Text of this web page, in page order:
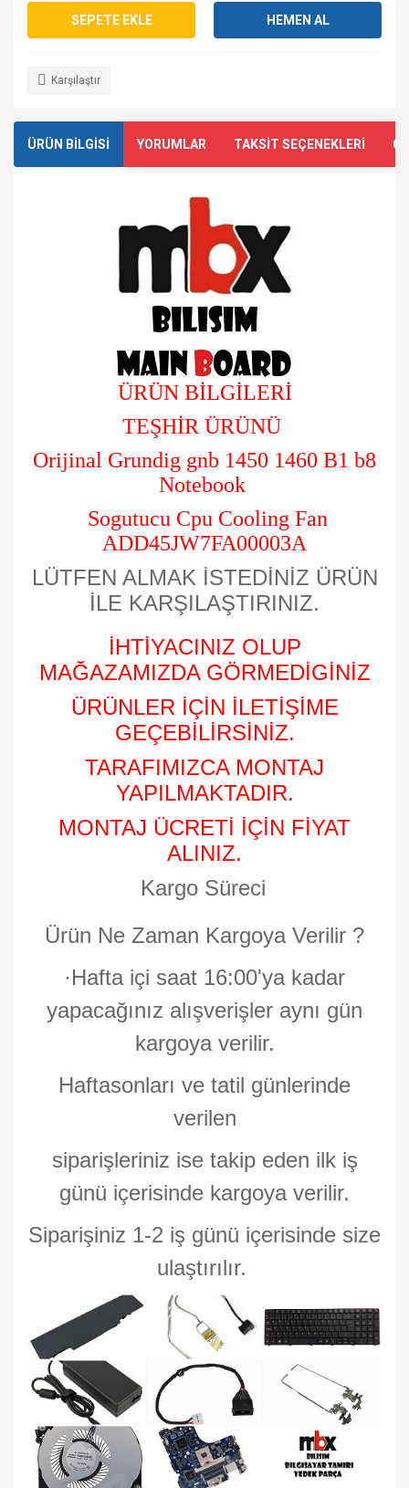
SEPETE EKLE HEMEN AL
Karşılaştır
ÜRÜN BİLGİSİ YORUMLAR TAKSİT SEÇENEKLERİ
ÜRÜN BİLGİLERİ
TEŞHİR ÜRÜNÜ
Orijinal Grundig gnb 1450 1460 B1 b8
Notebook
Sogutucu Cpu Cooling Fan
ADD45JW7FA00003A
LÜTFEN ALMAK İSTEDİNİZ ÜRÜN
İLE KARŞILAŞTIRINIZ.
İHTİYACINIZ OLUP
MAĞAZAMIZDA GÖRMEDİGİNİZ
ÜRÜNLER İÇİN İLETİŞİME
GEÇEBİLİRSİNİZ.
TARAFIMIZCA MONTAJ
YAPILMAKTADIR.
MONTAJ ÜCRETİ İÇİN FİYAT
ALINIZ.
Kargo Süreci
Ürün Ne Zaman Kargoya Verilir ?
·Hafta içi saat 16:00'ya kadar
yapacağınız alışverişler aynı gün
kargoya verilir.
Haftasonları ve tatil günlerinde
verilen
siparişleriniz ise takip eden ilk iş
günü içerisinde kargoya verilir.
Siparişiniz 1-2 iş günü içerisinde size
ulaştırılır.